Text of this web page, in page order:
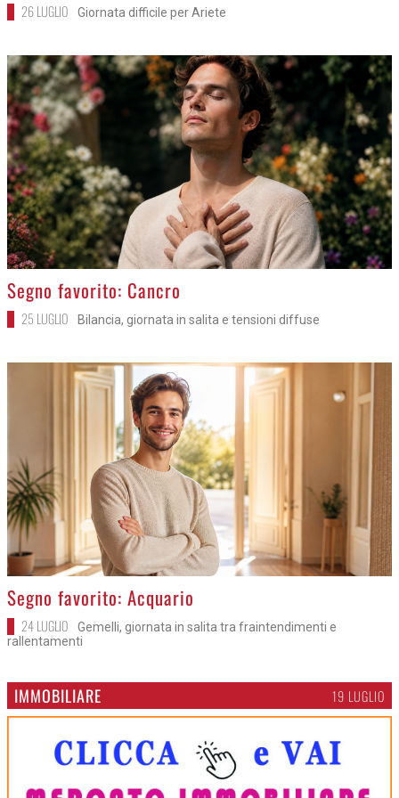
26 LUGLIO Giornata difficile per Ariete
>
Segno favorito: Cancro
25 LUGLIO Bilancia, giornata in salita e tensioni diffuse
>
Segno favorito: Acquario
24 LUGLIO
Gemelli, giornata in salita tra fraintendimenti e
rallentamenti
IMMOBILIARE 19 LUGLIO